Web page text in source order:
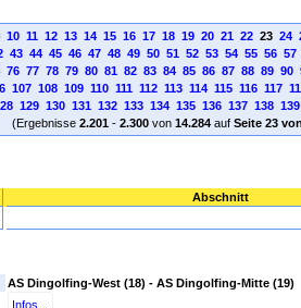
10 11 12 13 14 15 16 17 18 19 20 21 2223 24
43 44 45 46 47 48 49 50 51 52 53 54 55 56 57
76 77 78 79 80 81 82 83 84 85 86 87 88 89 90
107 108 109 110 111 112 113 114 115 116 117
129 130 131 132 133 134 135 136 137 138 139
(Ergebnisse 2.201- 2.300von 14.284auf Seite 23
Abschnitt
AS Dingolfing-West (18) - AS Dingolfing-Mitte (19)
Infos...